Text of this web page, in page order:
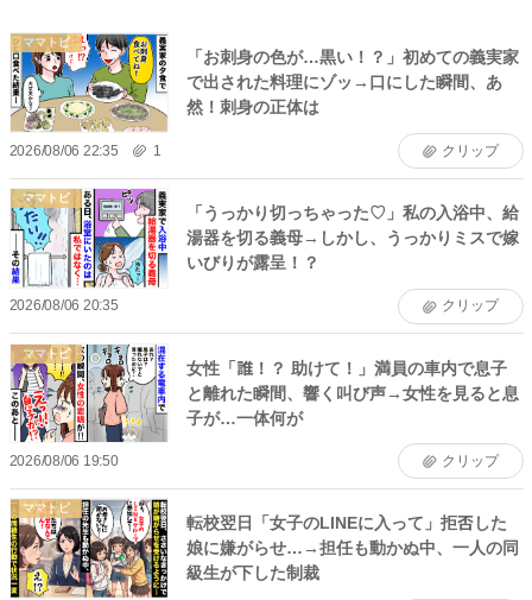
ママトピ
「お刺身の色が…黒い！？」初めての義実家
で出された料理にゾッ→口にした瞬間、あ
然！刺身の正体は
2026/08/06 22:35 1 クリップ
ママトピ
「うっかり切っちゃった♡」私の入浴中、給
湯器を切る義母→しかし、うっかりミスで嫁
いびりが露呈！？
2026/08/06 20:35 クリップ
ママトピ
女性「誰！？ 助けて！」満員の車内で息子
と離れた瞬間、響く叫び声→女性を見ると息
子が…一体何が
2026/08/06 19:50 クリップ
ママトピ
転校翌日「女子のLINEに入って」拒否した
娘に嫌がらせ…→担任も動かぬ中、一人の同
級生が下した制裁